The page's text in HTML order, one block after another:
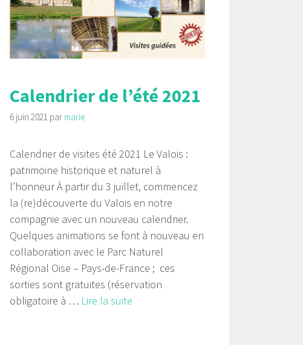
Calendrier de l’été 2021
6 juin 2021 par marie
Calendrier de visites été 2021 Le Valois :
patrimoine historique et naturel à
l’honneur À partir du 3 juillet, commencez
la (re)découverte du Valois en notre
compagnie avec un nouveau calendrier.
Quelques animations se font à nouveau en
collaboration avec le Parc Naturel
Régional Oise – Pays-de-France ; ces
sorties sont gratuites (réservation
obligatoire à … Lire la suite